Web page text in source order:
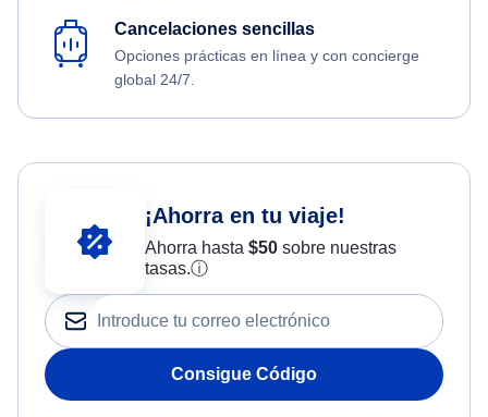
Cancelaciones sencillas
Opciones prácticas en línea y con concierge
global 24/7.
¡Ahorra en tu viaje!
Ahorra hasta $50sobre nuestras
tasas.ⓘ
Consigue Código